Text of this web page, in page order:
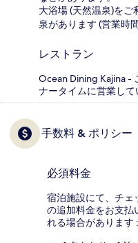
大浴場 (天然温泉)を
泉があります (営業時
レストラン
Ocean Dining Kajina -
ナータイムに営業し
手数料 & ポリシー
必須料金
宿泊施設にて、チェ
の追加料金をお支払
れる場合があります :